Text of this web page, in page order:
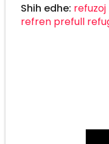
Shih edhe: refuzoj
refren prefull